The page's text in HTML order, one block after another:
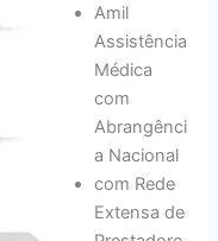
Amil
Assistência
Médica
com
Abrangênci
a Nacional
com Rede
Extensa de